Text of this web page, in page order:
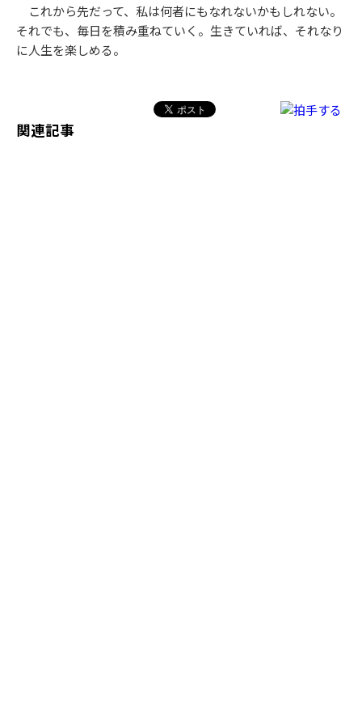
これから先だって、私は何者にもなれないかもしれない。
それでも、毎日を積み重ねていく。生きていれば、それなり
に人生を楽しめる。
関連記事